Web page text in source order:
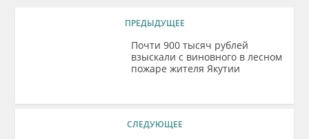
ПРЕДЫДУЩЕЕ
Почти 900 тысяч рублей
взыскали с виновного в лесном
пожаре жителя Якутии
СЛЕДУЮЩЕЕ